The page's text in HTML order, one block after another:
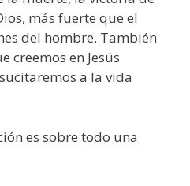
más fuerte que el
del hombre. También
creemos en Jesús
a la vida
es sobre todo una